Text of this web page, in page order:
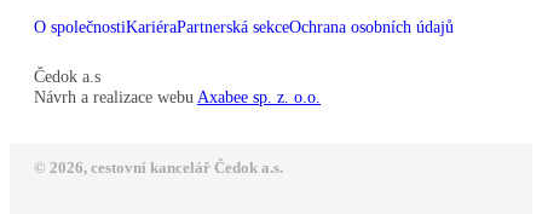
O společnostiKariéraPartnerská sekceOchrana osobních údajů
Čedok a.s
Návrh a realizace webu Axabee sp. z. o.o.
© 2026, cestovní kancelář Čedok a.s.